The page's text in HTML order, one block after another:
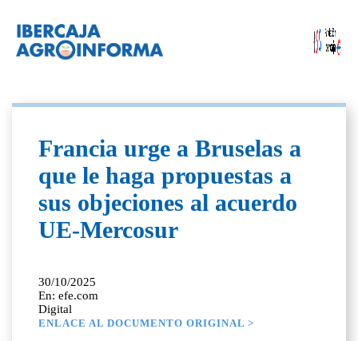
Francia urge a Bruselas a
que le haga propuestas a
sus objeciones al acuerdo
UE-Mercosur
30/10/2025
En: efe.com
Digital
ENLACE AL DOCUMENTO ORIGINAL >